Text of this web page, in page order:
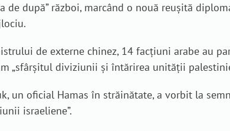
de după” război, marcând o nouă reușită
de externe chinez, 14 facțiuni arabe au
„sfârșitul diviziunii și întărirea unității
un oficial Hamas în străinătate, a vorbit la
israeliene”.